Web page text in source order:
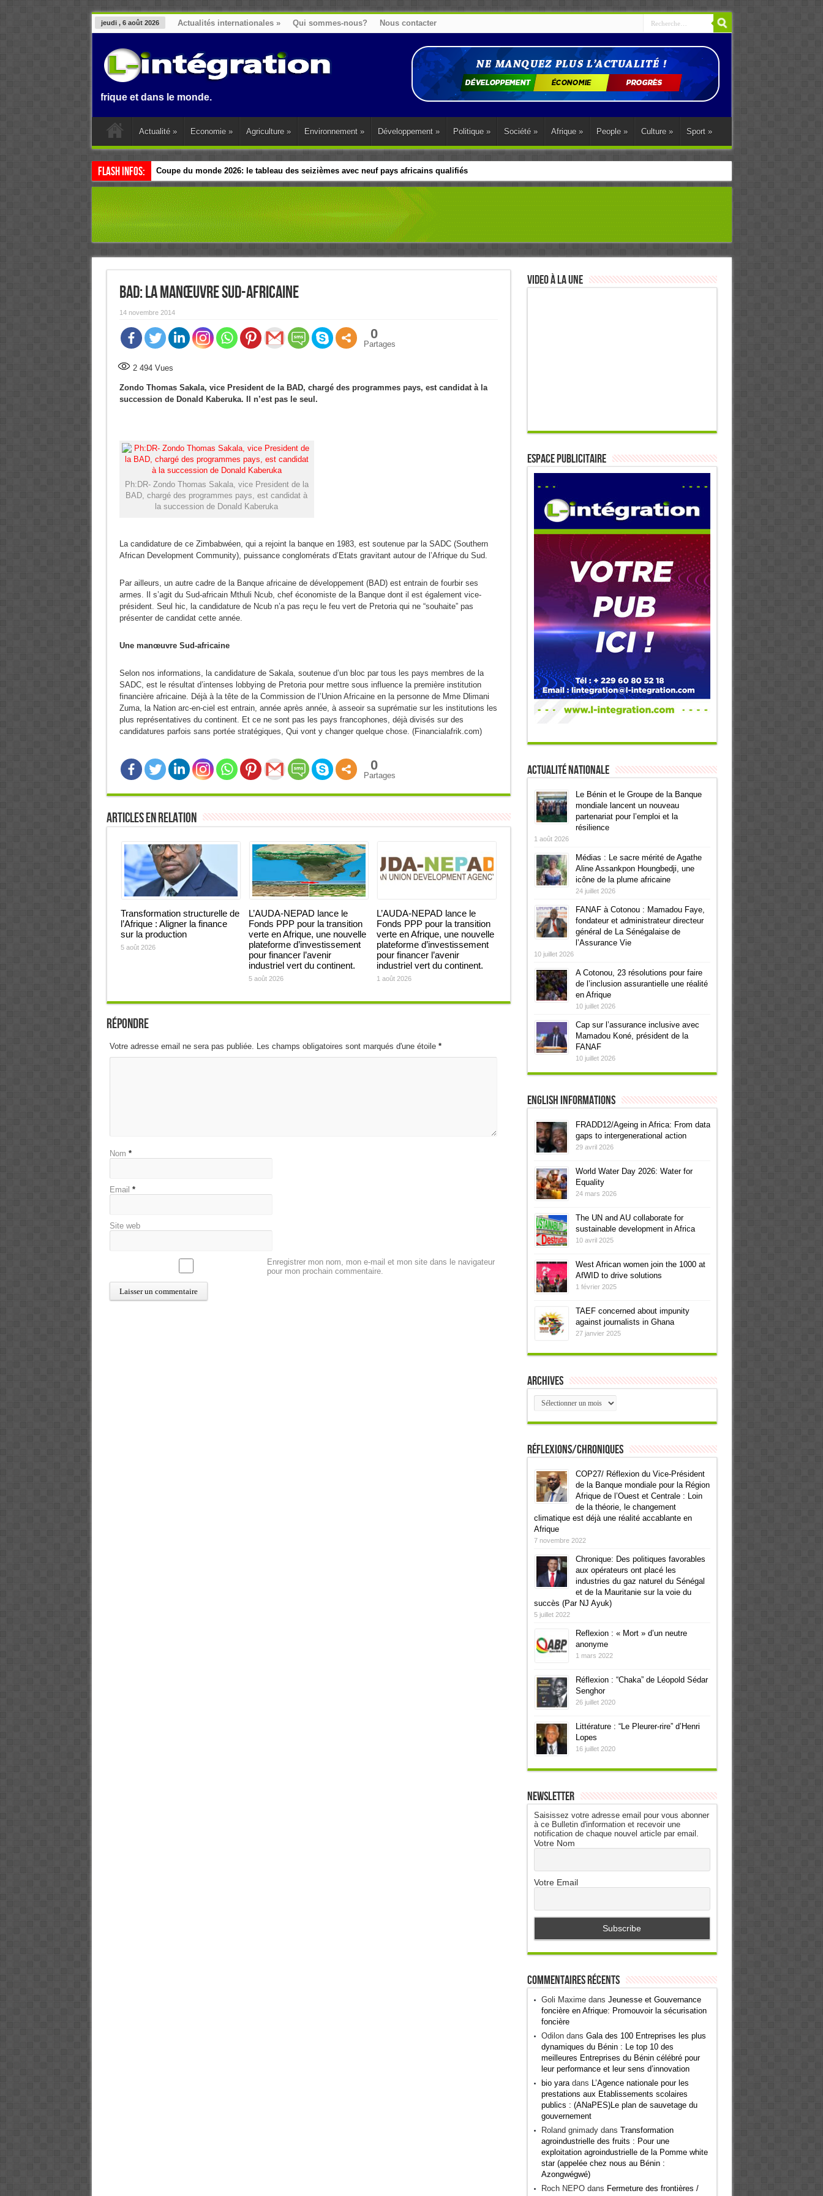
jeudi , 6 août 2026 Actualités internationales » Qui sommes-nous? Nous contacter
en Afrique et dans le monde.
Actualité » Economie » Agriculture » Environnement » Développement » Politique » Société » Afrique » People » Culture » Sport »
Flash Infos: Coupe du monde 2026: le tableau des seizièmes avec neuf pays africains qualifiés
Esclavage: à Accra, l’Afrique et sa diaspora tentent de parler d’une seule voix sur la question des réparations
BAD: la manœuvre Sud-africaine
14 novembre 2014
0
Partages
2 494Vues
Zondo Thomas Sakala, vice President de la BAD, chargé des programmes pays, est candidat à la
succession de Donald Kaberuka. Il n’est pas le seul.
Ph:DR- Zondo Thomas Sakala, vice President de la
BAD, chargé des programmes pays, est candidat à
la succession de Donald Kaberuka
La candidature de ce Zimbabwéen, qui a rejoint la banque en 1983, est soutenue par la SADC (Southern
African Development Community), puissance conglomérats d’Etats gravitant autour de l’Afrique du Sud.
Par ailleurs, un autre cadre de la Banque africaine de développement (BAD) est entrain de fourbir ses
armes. Il s’agit du Sud-africain Mthuli Ncub, chef économiste de la Banque dont il est également vice-
président. Seul hic, la candidature de Ncub n’a pas reçu le feu vert de Pretoria qui ne “souhaite” pas
présenter de candidat cette année.
Une manœuvre Sud-africaine
Selon nos informations, la candidature de Sakala, soutenue d’un bloc par tous les pays membres de la
SADC, est le résultat d’intenses lobbying de Pretoria pour mettre sous influence la première institution
financière africaine. Déjà à la tête de la Commission de l’Union Africaine en la personne de Mme Dlimani
Zuma, la Nation arc-en-ciel est entrain, année après année, à asseoir sa suprématie sur les institutions les
plus représentatives du continent. Et ce ne sont pas les pays francophones, déjà divisés sur des
candidatures parfois sans portée stratégiques, Qui vont y changer quelque chose. (Financialafrik.com)
0
Partages
Articles en relation
Transformation structurelle de
l’Afrique : Aligner la finance
sur la production
5 août 2026
L’AUDA-NEPAD lance le
Fonds PPP pour la transition
verte en Afrique, une nouvelle
plateforme d’investissement
pour financer l’avenir
industriel vert du continent.
5 août 2026
L’AUDA-NEPAD lance le
Fonds PPP pour la transition
verte en Afrique, une nouvelle
plateforme d’investissement
pour financer l’avenir
industriel vert du continent.
1 août 2026
Répondre
Votre adresse email ne sera pas publiée. Les champs obligatoires sont marqués d'une étoile *
Nom *
Email *
Site web
Enregistrer mon nom, mon e-mail et mon site dans le navigateur
pour mon prochain commentaire.
Video à la Une
ESPACE PUBLICITAIRE
Actualité Nationale
Le Bénin et le Groupe de la Banque
mondiale lancent un nouveau
partenariat pour l’emploi et la
résilience
1 août 2026
Médias : Le sacre mérité de Agathe
Aline Assankpon Houngbedji, une
icône de la plume africaine
24 juillet 2026
FANAF à Cotonou : Mamadou Faye,
fondateur et administrateur directeur
général de La Sénégalaise de
l’Assurance Vie
10 juillet 2026
A Cotonou, 23 résolutions pour faire
de l’inclusion assurantielle une réalité
en Afrique
10 juillet 2026
Cap sur l’assurance inclusive avec
Mamadou Koné, président de la
FANAF
10 juillet 2026
English informations
FRADD12/Ageing in Africa: From data
gaps to intergenerational action
29 avril 2026
World Water Day 2026: Water for
Equality
24 mars 2026
The UN and AU collaborate for
sustainable development in Africa
10 avril 2025
West African women join the 1000 at
AfWID to drive solutions
1 février 2025
TAEF concerned about impunity
against journalists in Ghana
27 janvier 2025
Archives
Archives
Réflexions/Chroniques
COP27/ Réflexion du Vice-Président
de la Banque mondiale pour la Région
Afrique de l’Ouest et Centrale : Loin
de la théorie, le changement
climatique est déjà une réalité accablante en
Afrique
7 novembre 2022
Chronique: Des politiques favorables
aux opérateurs ont placé les
industries du gaz naturel du Sénégal
et de la Mauritanie sur la voie du
succès (Par NJ Ayuk)
5 juillet 2022
Reflexion : « Mort » d’un neutre
anonyme
1 mars 2022
Réflexion : “Chaka” de Léopold Sédar
Senghor
26 juillet 2020
Littérature : “Le Pleurer-rire” d’Henri
Lopes
16 juillet 2020
Newsletter
Saisissez votre adresse email pour vous abonner
à ce Bulletin d'information et recevoir une
notification de chaque nouvel article par email.
Votre Nom
Votre Email
Commentaires récents
Goli Maximedans Jeunesse et Gouvernance
foncière en Afrique: Promouvoir la sécurisation
foncière
Odilondans Gala des 100 Entreprises les plus
dynamiques du Bénin : Le top 10 des
meilleures Entreprises du Bénin célébré pour
leur performance et leur sens d’innovation
bio yaradans L’Agence nationale pour les
prestations aux Etablissements scolaires
publics : (ANaPES)Le plan de sauvetage du
gouvernement
Roland gnimadydans Transformation
agroindustrielle des fruits : Pour une
exploitation agroindustrielle de la Pomme white
star (appelée chez nous au Bénin :
Azongwégwé)
Roch NEPOdans Fermeture des frontières /